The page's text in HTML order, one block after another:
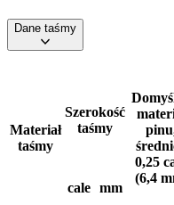
Dane taśmy
Materiał
taśmy
Szerokość
taśmy
0,25
(6,4
cale mm